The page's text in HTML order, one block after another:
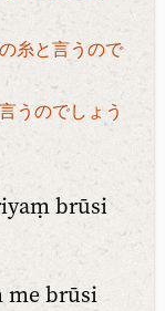
糸と言うので
うのでしょう
brūsi
me brūsi